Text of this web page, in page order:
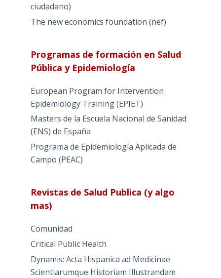
ciudadano)
The new economics foundation (nef)
Programas de formación en Salud
Pública y Epidemiología
European Program for Intervention
Epidemiology Training (EPIET)
Masters de la Escuela Nacional de Sanidad
(ENS) de España
Programa de Epidemiología Aplicada de
Campo (PEAC)
Revistas de Salud Publica (y algo
mas)
Comunidad
Critical Public Health
Dynamis: Acta Hispanica ad Medicinae
Scientiarumque Historiam Illustrandam